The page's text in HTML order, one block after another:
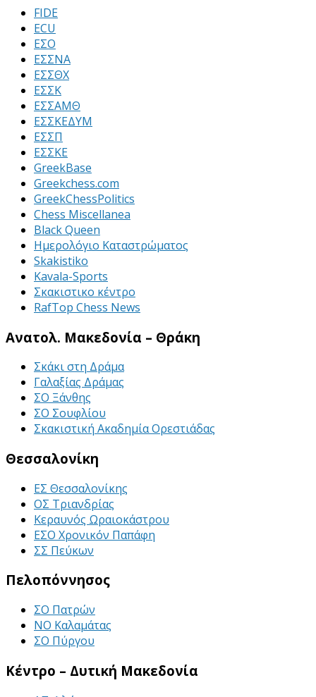
FIDE
ECU
ΕΣΟ
ΕΣΣΝΑ
ΕΣΣΘΧ
ΕΣΣΚ
ΕΣΣΑΜΘ
ΕΣΣΚΕΔΥΜ
ΕΣΣΠ
ΕΣΣΚΕ
GreekBase
Greekchess.com
GreekChessPolitics
Chess Miscellanea
Black Queen
Ημερολόγιο Καταστρώματος
Skakistiko
Kavala-Sports
Σκακιστικο κέντρο
RafTop Chess News
Ανατολ. Μακεδονία – Θράκη
Σκάκι στη Δράμα
Γαλαξίας Δράμας
ΣΟ Ξάνθης
ΣΟ Σουφλίου
Σκακιστική Ακαδημία Ορεστιάδας
Θεσσαλονίκη
ΕΣ Θεσσαλονίκης
ΟΣ Τριανδρίας
Κεραυνός Ωραιοκάστρου
ΕΣΟ Χρονικόν Παπάφη
ΣΣ Πεύκων
Πελοπόννησος
ΣΟ Πατρών
ΝΟ Καλαμάτας
ΣΟ Πύργου
Κέντρο – Δυτική Μακεδονία